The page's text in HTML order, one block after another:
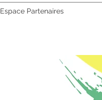
Espace Partenaires